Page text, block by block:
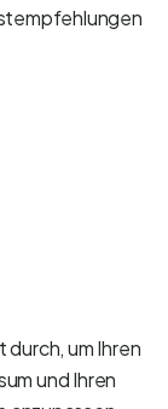
durch, um Ihren
und Ihren